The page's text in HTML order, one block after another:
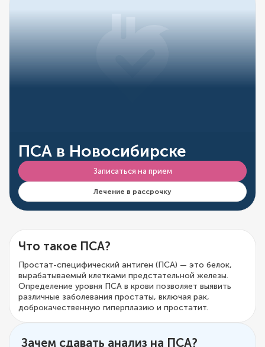
ПСА в Новосибирске
Записаться на прием
Лечение в рассрочку
Что такое ПСА?
Простат-специфический антиген (ПСА) — это белок,
вырабатываемый клетками предстательной железы.
Определение уровня ПСА в крови позволяет выявить
различные заболевания простаты, включая рак,
доброкачественную гиперплазию и простатит.
Зачем сдавать анализ на ПСА?